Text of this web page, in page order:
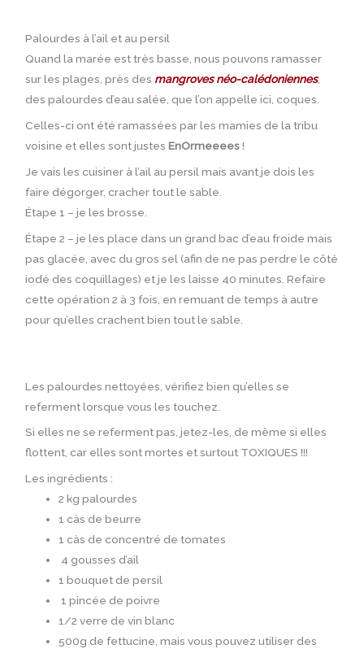
Palourdes à l’ail et au persil
Quand la marée est très basse, nous pouvons ramasser
sur les plages, près des mangroves néo-calédoniennes,
des palourdes d’eau salée, que l’on appelle ici, coques.
Celles-ci ont été ramassées par les mamies de la tribu
voisine et elles sont justesEnOrmeeees!
Je vais les cuisiner à l’ail au persil mais avant je dois les
faire dégorger, cracher tout le sable.
Étape 1 – je les brosse.
Étape 2 – je les place dans un grand bac d’eau froide mais
pas glacée, avec du gros sel (afin de ne pas perdre le côté
iodé des coquillages) et je les laisse 40 minutes. Refaire
cette opération 2 à 3 fois, en remuant de temps à autre
pour qu’elles crachent bien tout le sable.
Les palourdes nettoyées, vérifiez bien qu’elles se
referment lorsque vous les touchez.
Si elles ne se referment pas, jetez-les, de même si elles
flottent, car elles sont mortes et surtout TOXIQUES !!!
Les ingrédients :
2 kg palourdes
1 càs de beurre
1 càs de concentré de tomates
4 gousses d’ail
1 bouquet de persil
1 pincée de poivre
1/2 verre de vin blanc
500g de fettucine, mais vous pouvez utiliser des